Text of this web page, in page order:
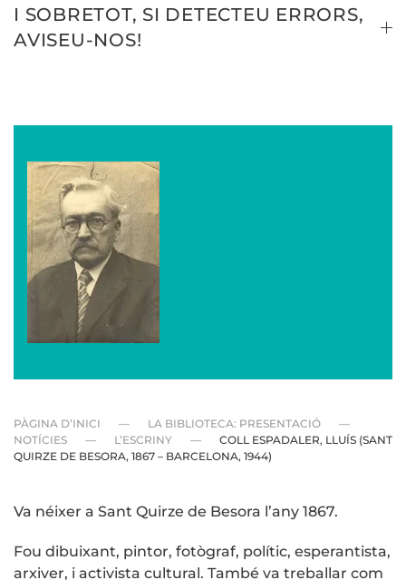
I SOBRETOT, SI DETECTEU ERRORS,
AVISEU-NOS!
PÀGINA D’INICI
LA BIBLIOTECA: PRESENTACIÓ
NOTÍCIES
L’ESCRINY
COLL ESPADALER, LLUÍS (SANT
QUIRZE DE BESORA, 1867 – BARCELONA, 1944)
Va néixer a Sant Quirze de Besora l’any 1867.
Fou dibuixant, pintor, fotògraf, polític, esperantista,
arxiver, i activista cultural. També va treballar com